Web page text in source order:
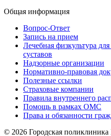
Общая информация
Вопрос-Ответ
Запись на прием
Лечебная физкультура
суставов
Надзорные организации
Нормативно-правовая
Полезные ссылки
Страховые компании
Правила внутреннего
Помощь в рамках ОМС
Права и обязанности
© 2026 Городская